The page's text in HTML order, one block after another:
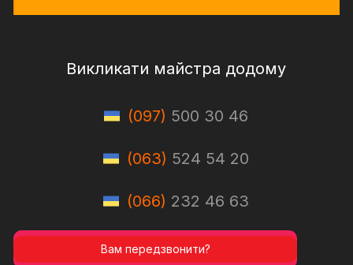
Викликати майстра додому
(097) 500 30 46
(063) 524 54 20
(066) 232 46 63
Вам передзвонити?